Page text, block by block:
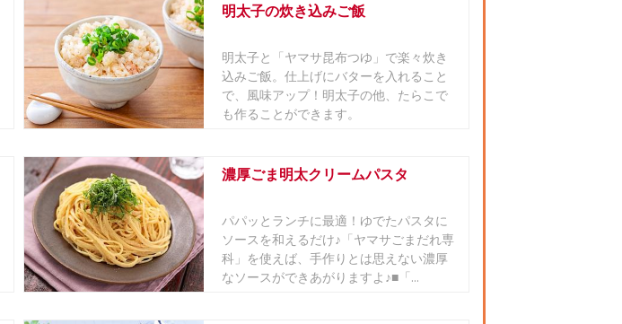
明太子の炊き込みご飯
明太子と「ヤマサ昆布つゆ」で楽々炊き
込みご飯。仕上げにバターを入れること
で、風味アップ！明太子の他、たらこで
も作ることができます。
濃厚ごま明太クリームパスタ
パパッとランチに最適！ゆでたパスタに
ソースを和えるだけ♪「ヤマサごまだれ専
科」を使えば、手作りとは思えない濃厚
なソースができあがりますよ♪■「...